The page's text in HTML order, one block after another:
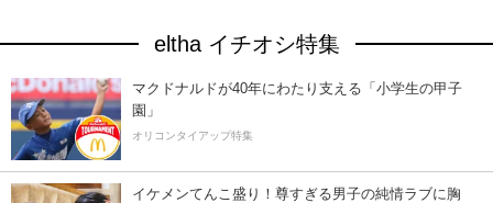
eltha イチオシ特集
マクドナルドが40年にわたり支える「小学生の甲子
園」
オリコンタイアップ特集
イケメンてんこ盛り！尊すぎる男子の純情ラブに胸